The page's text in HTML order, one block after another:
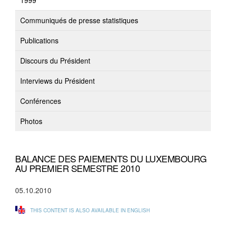
Communiqués de presse statistiques
Publications
Discours du Président
Interviews du Président
Conférences
Photos
BALANCE DES PAIEMENTS DU LUXEMBOURG
AU PREMIER SEMESTRE 2010
05.10.2010
THIS CONTENT IS ALSO AVAILABLE IN ENGLISH